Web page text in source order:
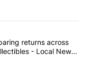
articles in the last
Comparing
returns across
- Local News